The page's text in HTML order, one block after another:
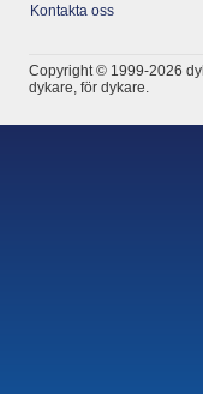
Kontakta oss
Copyright © 1999-2026
dykare, för dykare.